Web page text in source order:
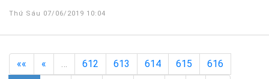
Thứ Sáu 07/06/2019 10:04
«« « … 612 613 614 615
616